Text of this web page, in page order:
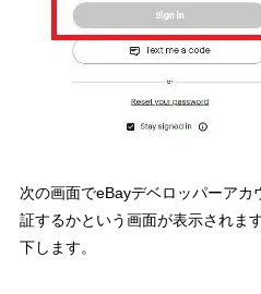
次の画面でeBayデベロッパーア
証するかという画面が表示されま
下します。